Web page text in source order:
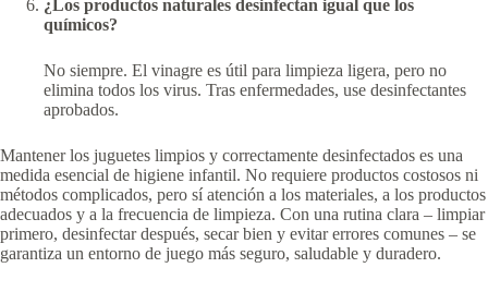
¿Los productos naturales desinfectan igual que los
químicos?
No siempre. El vinagre es útil para limpieza ligera, pero no
elimina todos los virus. Tras enfermedades, use desinfectantes
aprobados.
Mantener los juguetes limpios y correctamente desinfectados es una
medida esencial de higiene infantil. No requiere productos costosos ni
métodos complicados, pero sí atención a los materiales, a los productos
adecuados y a la frecuencia de limpieza. Con una rutina clara – limpiar
primero, desinfectar después, secar bien y evitar errores comunes – se
garantiza un entorno de juego más seguro, saludable y duradero.